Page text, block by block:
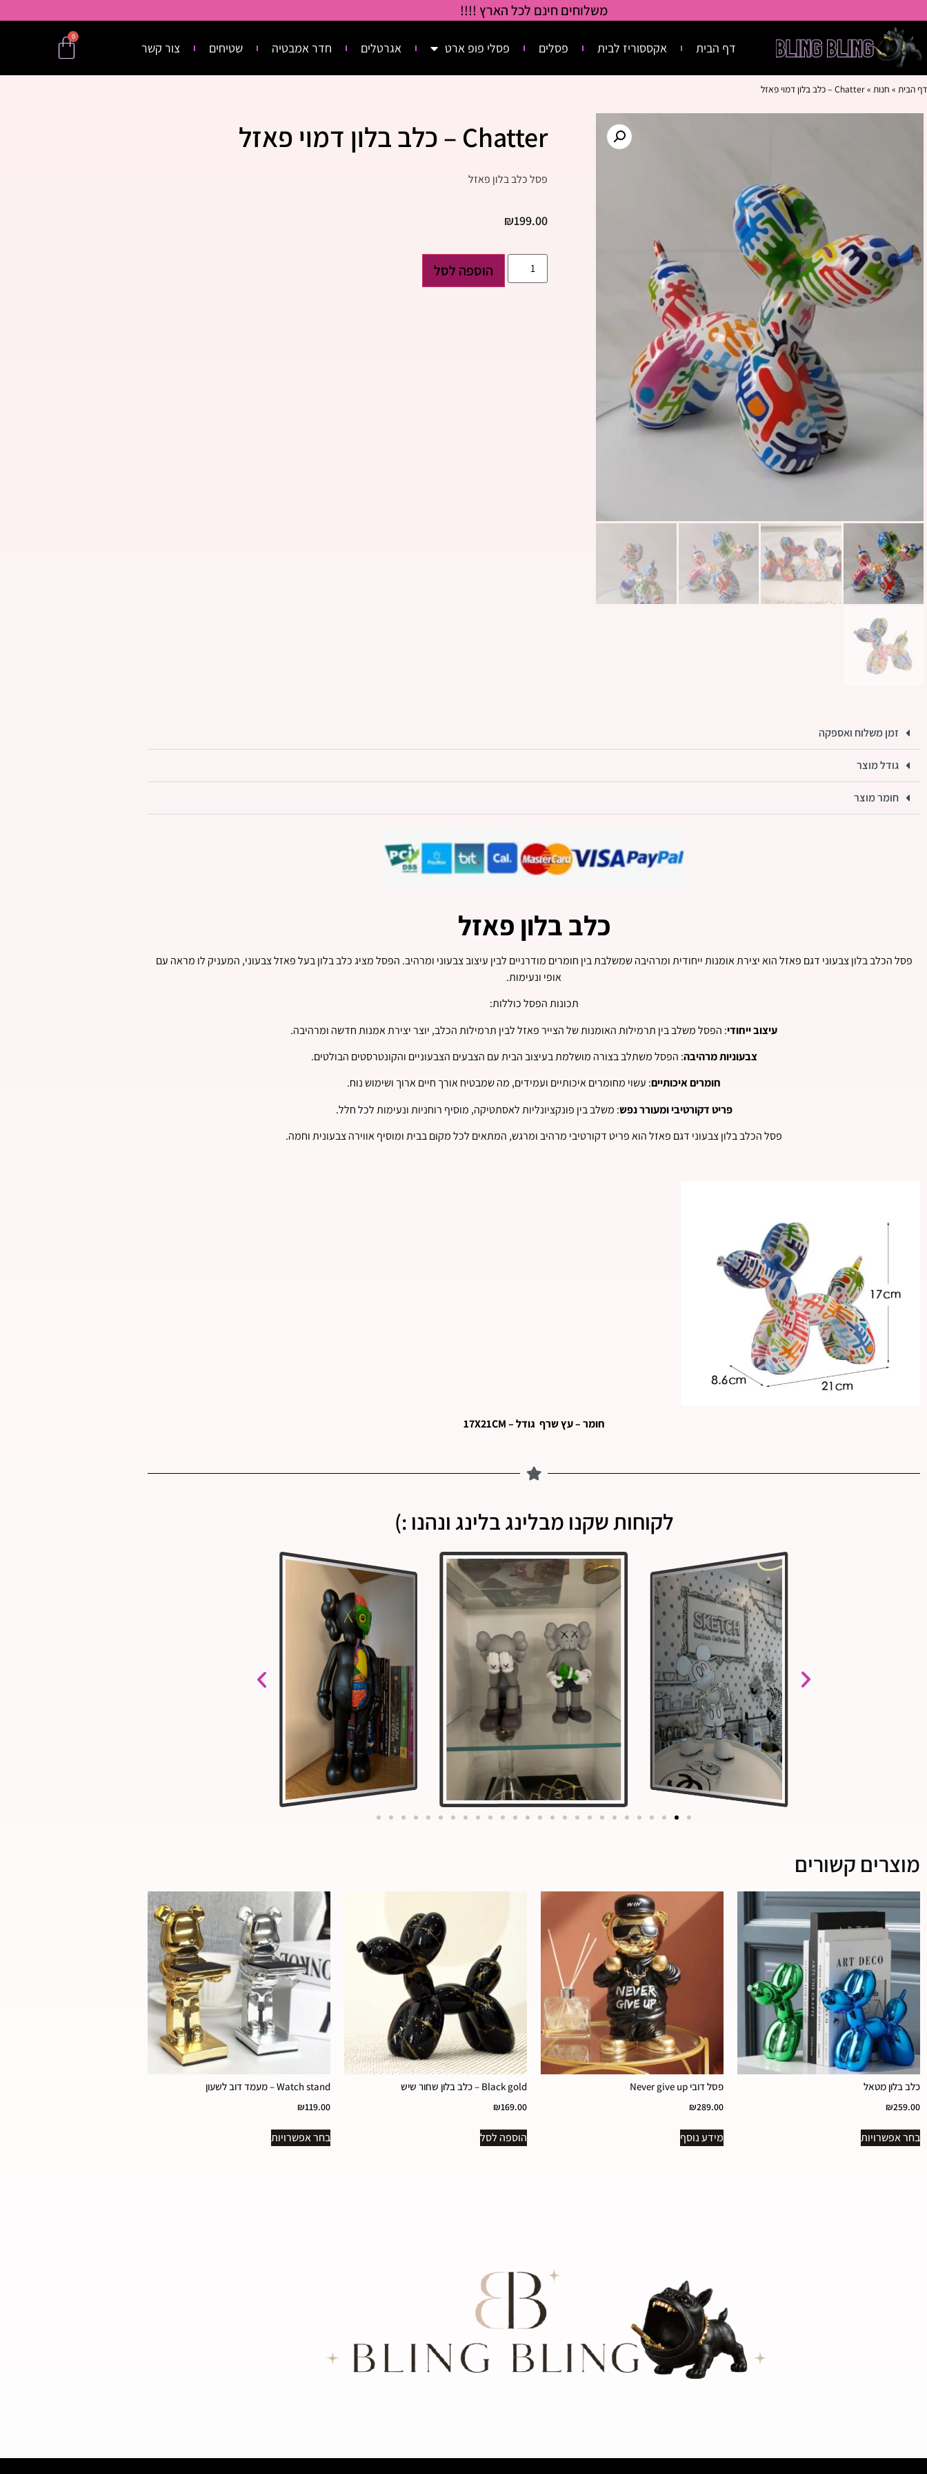
משלוחים חינם לכל הארץ !!!!
דף הבית אקססוריז לבית פסלים פסלי פופ ארט אגרטלים חדר אמבטיה שטיחים צור קשר
0
דף הבית » חנות »Chatter – כלב בלון דמוי פאזל
Chatter – כלב בלון דמוי פאזל
פסל כלב בלון פאזל
₪199.00
הוספה לסל
זמן משלוח ואספקה
גודל מוצר
חומר מוצר
כלב בלון פאזל
פסל הכלב בלון צבעוני דגם פאזל הוא יצירת אומנות ייחודית ומרהיבה שמשלבת בין חומרים מודרניים לבין עיצוב צבעוני ומרהיב. הפסל מציג כלב בלון בעל פאזל צבעוני, המעניק לו מראה עם
אופי ונעימות.
תכונות הפסל כוללות:
עיצוב ייחודי: הפסל משלב בין תרמילות האומנות של הצייר פאזל לבין תרמילות הכלב, יוצר יצירת אמנות חדשה ומרהיבה.
צבעוניות מרהיבה: הפסל משתלב בצורה מושלמת בעיצוב הבית עם הצבעים הצבעוניים והקונטרסטים הבולטים.
חומרים איכותיים: עשוי מחומרים איכותיים ועמידים, מה שמבטיח אורך חיים ארוך ושימוש נוח.
פריט דקורטיבי ומעורר נפש: משלב בין פונקציונליות לאסתטיקה, מוסיף רוחניות ונעימות לכל חלל.
פסל הכלב בלון צבעוני דגם פאזל הוא פריט דקורטיבי מרהיב ומרגש, המתאים לכל מקום בבית ומוסיף אווירה צבעונית וחמה.
חומר – עץ שרף גודל – 17X21CM
לקוחות שקנו מבלינג בלינג ונהנו :)
מוצרים קשורים
כלב בלון מטאל
₪259.00
בחר אפשרויות
פסל דובי Never give up
₪289.00
מידע נוסף
Black gold – כלב בלון שחור שיש
₪169.00
הוספה לסל
Watch stand – מעמד דוב לשעון
₪119.00
בחר אפשרויות